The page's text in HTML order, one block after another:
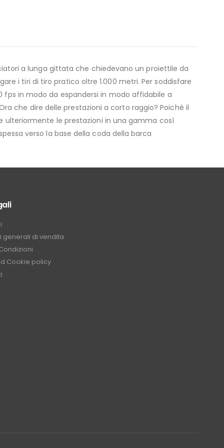
a lunga gittata che chiedevano un proiettile da
i tiri di tiro pratico oltre 1.000 metri. Per soddisfare
in modo da espandersi in modo affidabile a
che dire delle prestazioni a corto raggio? Poiché il
ulteriormente le prestazioni in una gamma così
verso la base della coda della barca
generali di vendita
Cookie policy